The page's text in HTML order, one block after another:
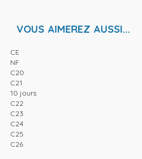
VOUS AIMEREZ AUSSI...
CE
NF
C20
C21
10 jours
C22
C23
C24
C25
C26